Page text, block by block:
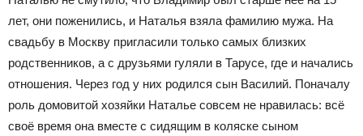
лет, они поженились, и Наталья взяла фамилию мужа. На
свадьбу в Москву пригласили только самых близких
родственников, а с друзьями гуляли в Тарусе, где и начались
отношения. Через год у них родился сын Василий. Поначалу
роль домовитой хозяйки Наталье совсем не нравилась: всё
своё время она вместе с сидящим в коляске сыном